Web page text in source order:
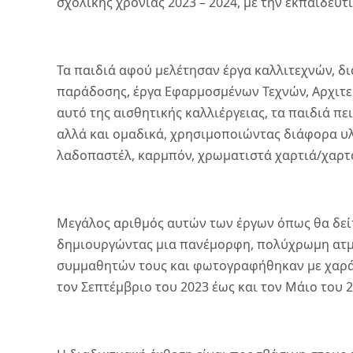
Τα παιδιά αφού μελέτησαν έργα καλλιτεχνών,
παράδοσης, έργα Εφαρμοσμένων Τεχνών,
αυτό της αισθητικής καλλιέργειας, τα παιδιά
αλλά και ομαδικά, χρησιμοποιώντας διάφορα
λαδοπαστέλ, καρμπόν, χρωματιστά χαρτιά/
Μεγάλος αριθμός αυτών των έργων όπως θα
δημιουργώντας μια πανέμορφη, πολύχρωμη
συμμαθητών τους και φωτογραφήθηκαν με
τον Σεπτέμβριο του 2023 έως και τον Μάιο του